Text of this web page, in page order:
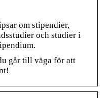
om stipendier,
och studier i
går till väga för att